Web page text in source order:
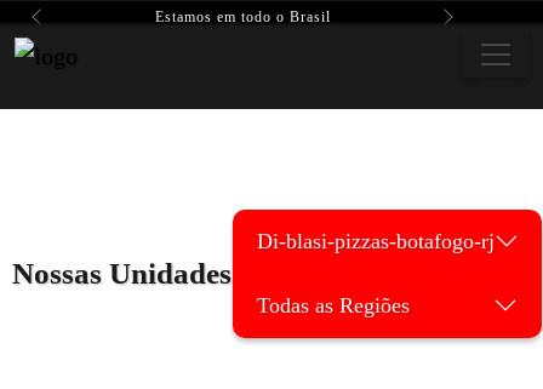
Estamos em todo o Brasil
Previous Next
Nossas Unidades
Di-blasi-pizzas-botafogo-rj
Todas as Regiões